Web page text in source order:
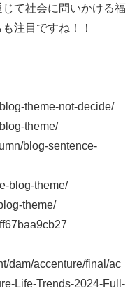
て社会に問いかける福
注目ですね！！
theme-not-decide/
theme/
blog-sentence-
blog-theme/
theme/
dam/accenture/final/ac
Life-Trends-2024-Full-